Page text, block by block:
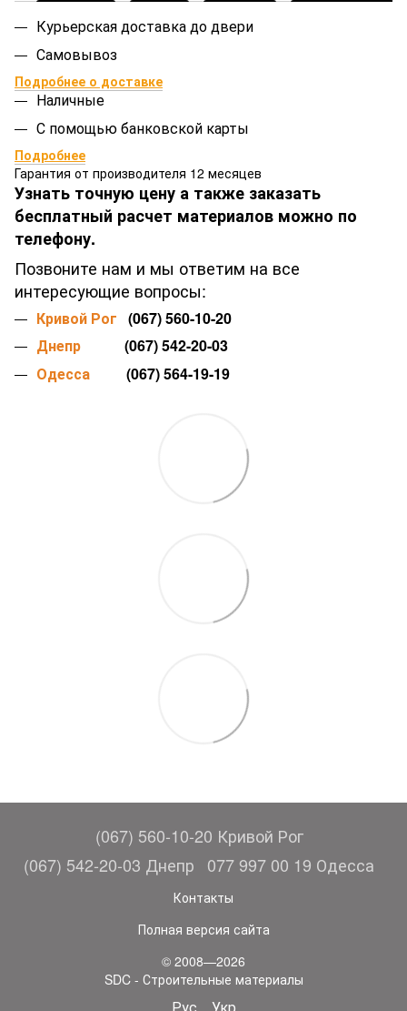
Курьерская доставка до двери
Самовывоз
Подробнее о доставке
Наличные
С помощью банковской карты
Подробнее
Гарантия от производителя 12 месяцев
Узнать точную цену а также заказать
бесплатный расчет материалов можно по
телефону.
Позвоните нам и мы ответим на все
интересующие вопросы:
Кривой Рог (067) 560-10-20
Днепр (067) 542-20-03
Одесса (067) 564-19-19
(067) 560-10-20 Кривой Рог
(067) 542-20-03 Днепр
077 997 00 19 Одесса
Контакты
Полная версия сайта
© 2008—2026
SDC - Строительные материалы
Рус Укр